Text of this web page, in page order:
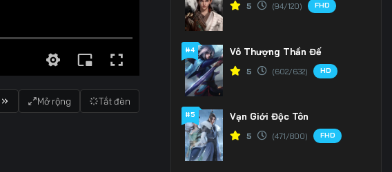
Mở rộng Tắt đèn
5 (94/120) FHD
#4 Vô Thượng Thần Đế
5 (602/632) HD
#5 Vạn Giới Độc Tôn
5 (471/800) FHD